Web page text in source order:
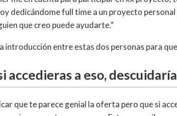
dedicándome full time a un proyecto
que creo puede ayudarte.”
introducción entre estas dos personas para
accedieras a eso,
que te parece genial la oferta pero que si